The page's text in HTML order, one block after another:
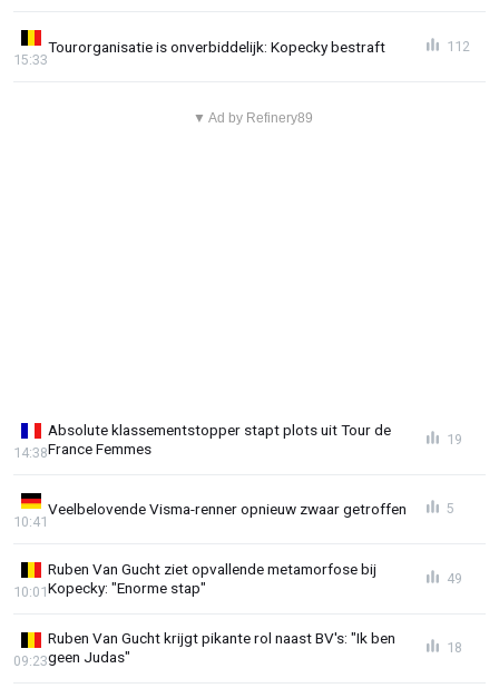
Tourorganisatie is onverbiddelijk: Kopecky bestraft
15:33
112
▼ Ad by Refinery89
Absolute klassementstopper stapt plots uit Tour de
France Femmes
14:38
19
Veelbelovende Visma-renner opnieuw zwaar getroffen
10:41
5
Ruben Van Gucht ziet opvallende metamorfose bij
Kopecky: "Enorme stap"
10:01
49
Ruben Van Gucht krijgt pikante rol naast BV's: "Ik ben
geen Judas"
09:23
18